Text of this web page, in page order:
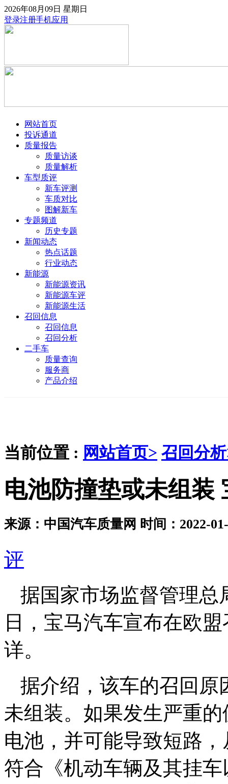
2026年08月09日 星期日
登录注册手机应用
网站首页
投诉通道
质量报告
质量访谈
质量解析
车型质评
新车评测
车质对比
图解新车
专题频道
历史专题
新闻动态
热点话题
行业动态
新能源
新能源资讯
新能源车评
新能源生活
召回信息
召回信息
召回分析
二手车
质量查询
服务商
产品介绍
当前位置 : 网站首页> 召回分
电池防撞垫或未组装
来源：中国汽车质量网 时间：2022-
评
据国家市场监督管理总
日，宝马汽车宣布在欧
详。
据介绍，该车的召回原
未组装。如果发生严重
电池，并可能导致短路
符合《机动车辆及其挂